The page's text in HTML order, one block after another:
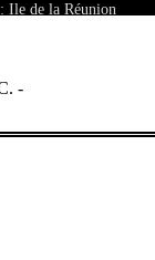
Ile de la Réunion
-